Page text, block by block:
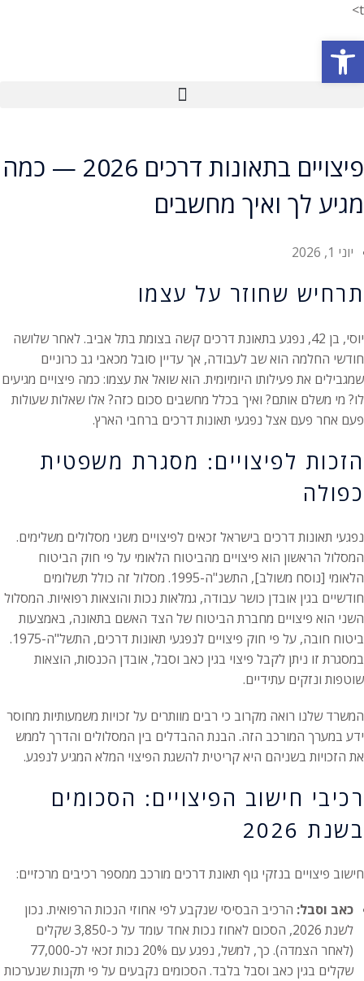
t>
פיצויים בתאונות דרכים 2026 — כמה
מגיע לך ואיך מחשבים
יוני 1, 2026
תרחיש שחוזר על עצמו
יוסי, בן 42, נפגע בתאונת דרכים קשה בצומת בתל אביב. לאחר שלושה
חודשי החלמה הוא שב לעבודה, אך עדיין סובל מכאבי גב כרוניים
שמגבילים את פעילותו היומיומית. הוא שואל את עצמו: כמה פיצויים מגיעים
לו? מי משלם אותם? ואיך בכלל מחשבים סכום כזה? אלו שאלות שעולות
פעם אחר פעם אצל נפגעי תאונות דרכים ברחבי הארץ.
הזכות לפיצויים: מסגרת משפטית
כפולה
נפגעי תאונות דרכים בישראל זכאים לפיצויים משני מסלולים משלימים.
המסלול הראשון הוא פיצויים מהביטוח הלאומי על פי חוק הביטוח
הלאומי [נוסח משולב], התשנ"ה-1995. מסלול זה כולל תשלומים
חודשיים בגין אובדן כושר עבודה, גמלאות נכות והוצאות רפואיות. המסלול
השני הוא פיצויים מחברת הביטוח של הצד האשם בתאונה, באמצעות
ביטוח חובה, על פי חוק פיצויים לנפגעי תאונות דרכים, התשל"ה-1975.
במסגרת זו ניתן לקבל פיצוי בגין כאב וסבל, אובדן הכנסות, הוצאות
שוטפות ונזקים עתידיים.
המשרד שלנו רואה מקרוב כי רבים מוותרים על זכויות משמעותיות מחוסר
ידע במערך המורכב הזה. הבנת ההבדלים בין המסלולים והדרך לממש
את הזכויות בשניהם היא קריטית להשגת הפיצוי המלא המגיע לנפגע.
רכיבי חישוב הפיצויים: הסכומים
בשנת 2026
חישוב פיצויים בנזקי גוף תאונת דרכים מורכב ממספר רכיבים מרכזיים:
כאב וסבל: הרכיב הבסיסי שנקבע לפי אחוזי הנכות הרפואית. נכון
לשנת 2026, הסכום לאחוז נכות אחד עומד על כ-3,850 שקלים
(לאחר הצמדה). כך, למשל, נפגע עם 20% נכות זכאי לכ-77,000
שקלים בגין כאב וסבל בלבד. הסכומים נקבעים על פי תקנות שנערכות
פתח סרגל נגישות